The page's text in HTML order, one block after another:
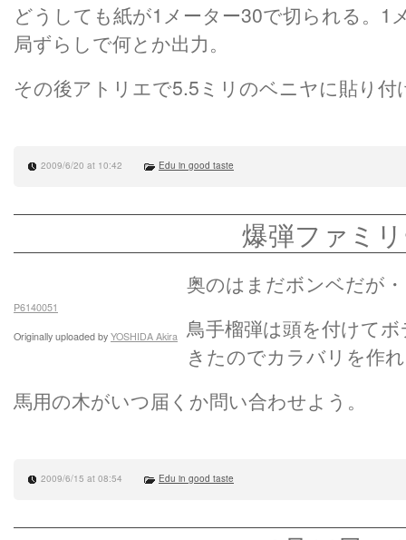
どうしても紙が1メーター30で切られる。1
局ずらしで何とか出力。
その後アトリエで5.5ミリのベニヤに貼り付
2009/6/20 at 10:42 Edu in good taste
爆弾ファミ
P6140051
Originally uploaded by YOSHIDA Akira
奥のはまだボンベだが
鳥手榴弾は頭を付けて
きたのでカラバリを作
馬用の木がいつ届くか問い合わせよう。
2009/6/15 at 08:54 Edu in good taste